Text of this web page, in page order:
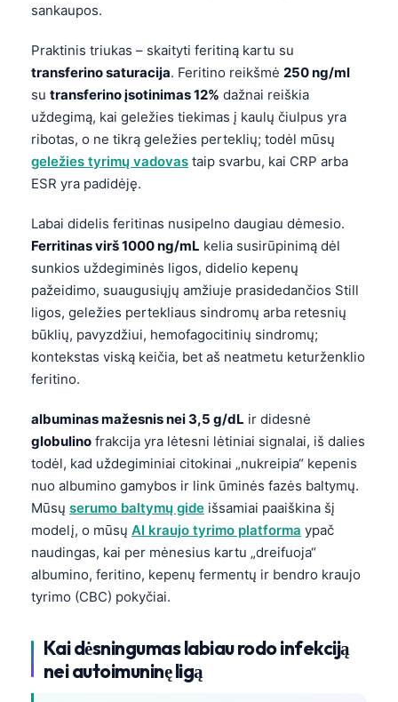
sankaupos.
Praktinis triukas – skaityti feritiną kartu su
transferino saturacija. Feritino reikšmė 250 ng/ml
su transferino įsotinimas 12% dažnai reiškia
uždegimą, kai geležies tiekimas į kaulų čiulpus yra
ribotas, o ne tikrą geležies perteklių; todėl mūsų
geležies tyrimų vadovas taip svarbu, kai CRP arba
ESR yra padidėję.
Labai didelis feritinas nusipelno daugiau dėmesio.
Ferritinas virš 1000 ng/mL kelia susirūpinimą dėl
sunkios uždegiminės ligos, didelio kepenų
pažeidimo, suaugusiųjų amžiuje prasidedančios Still
ligos, geležies pertekliaus sindromų arba retesnių
būklių, pavyzdžiui, hemofagocitinių sindromų;
kontekstas viską keičia, bet aš neatmetu keturženklio
feritino.
albuminas mažesnis nei 3,5 g/dL ir didesnė
globulino frakcija yra lėtesni lėtiniai signalai, iš dalies
todėl, kad uždegiminiai citokinai „nukreipia“ kepenis
nuo albumino gamybos ir link ūminės fazės baltymų.
Mūsų serumo baltymų gide išsamiai paaiškina šį
modelį, o mūsų AI kraujo tyrimo platforma ypač
naudingas, kai per mėnesius kartu „dreifuoja“
albumino, feritino, kepenų fermentų ir bendro kraujo
tyrimo (CBC) pokyčiai.
Kai dėsningumas labiau rodo infekciją
nei autoimuninę ligą
Shqip
اردو
मराठी
తెలుగు
தமிழ்
ગુજરાતી
ಕನ್ನಡ
Tiếng Việt
Tagalog
ไทย
ဗမာစာ
ភាសាខ្មែរ
Kiswahili
Українська
O‘zbekcha
Català
Қазақ тілі
Suomi
Hrvatski